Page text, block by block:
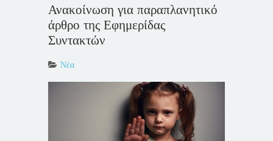
Ανακοίνωση για παραπλανητικό
άρθρο της Εφημερίδας
Συντακτών
Νέα